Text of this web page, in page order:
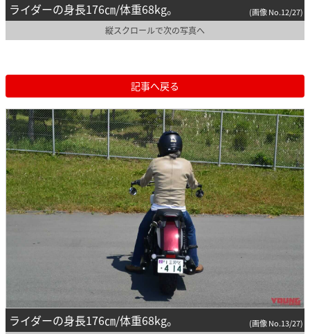
ライダーの身長176㎝/体重68kg。 (画像 No.12/27)
縦スクロールで次の写真へ
記事へ戻る
ライダーの身長176㎝/体重68kg。 (画像 No.13/27)